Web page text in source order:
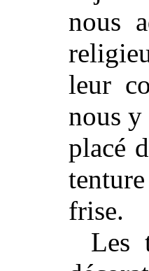
nous
leur
nous
placé
frise.
Les